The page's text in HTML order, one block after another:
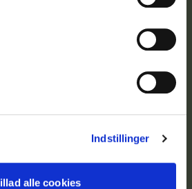
Indstillinger
alle cookies